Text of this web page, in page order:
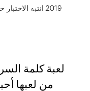
2019 انتبه
لعبة كلمة
من لعبها